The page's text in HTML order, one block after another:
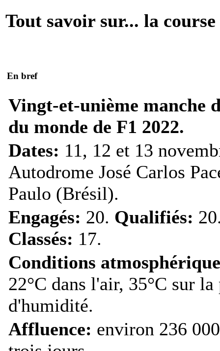
Tout savoir sur... la course
En bref
Vingt-et-unième manche
du monde de F1 2022.
Dates: 11, 12 et 13
Autodrome José Carlos
Paulo (Brésil).
Engagés: 20. Qualifiés:
Classés: 17.
Conditions
22°C dans l'air, 35°C sur
d'humidité.
Affluence: environ 236